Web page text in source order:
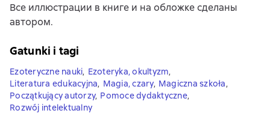
Все иллюстрации в книге и на обложке сделаны
автором.
Gatunki i tagi
Ezoteryczne nauki, Ezoteryka, okultyzm,
Literatura edukacyjna, Magia, czary, Magiczna szkoła,
Początkujący autorzy, Pomoce dydaktyczne,
Rozwój intelektualny